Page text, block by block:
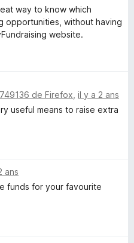
way to know which
opportunities, without having
website.
de Firefox il y a 2 ans
useful means to raise extra
ans
funds for your favourite